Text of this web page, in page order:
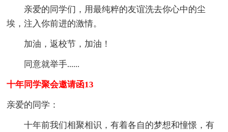
亲爱的同学们，用最纯粹的友谊洗去你心中的尘
埃，注入你前进的激情。
加油，返校节，加油！
同意就举手......
十年同学聚会邀请函13
亲爱的同学：
十年前我们相聚相识，有着各自的梦想和憧憬，有